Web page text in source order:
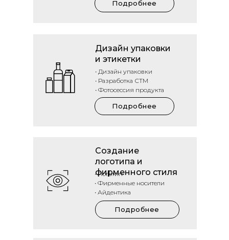
Подробнее
Дизайн упаковки
и этикетки
• Дизайн упаковки
• Разработка СТМ
• Фотосессия продукта
Создание
логотипа и
фирменного стиля
Подробнее
Подробнее
• Логотип
• Фирменные носители
• Айдентика